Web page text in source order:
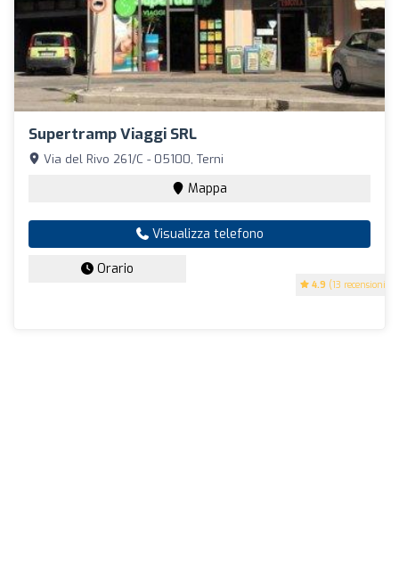
Supertramp Viaggi SRL
4.9 (13 recensioni)
Via del Rivo 261/C - 05100, Terni
Mappa
Visualizza telefono
Orario